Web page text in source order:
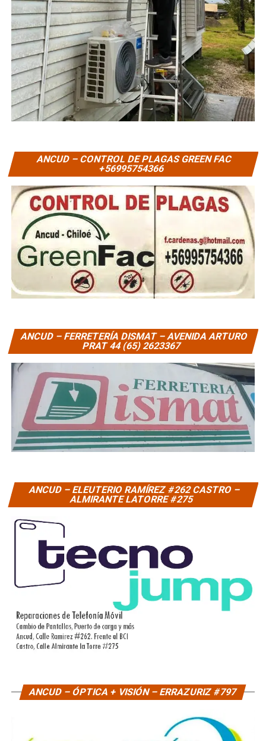
ANCUD – CONTROL DE PLAGAS GREEN FAC
+56995754366
ANCUD – FERRETERÍA DISMAT – AVENIDA ARTURO
PRAT 44 (65) 2623367
ANCUD – ELEUTERIO RAMÍREZ #262 CASTRO –
ALMIRANTE LATORRE #275
ANCUD – ÓPTICA + VISIÓN – ERRAZURIZ #797